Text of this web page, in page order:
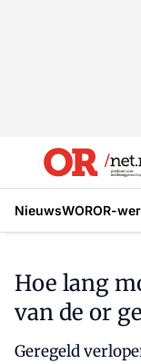
NieuwsWOROR-
Hoe lang
van de or
Geregeld